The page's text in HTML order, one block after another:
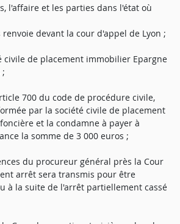
l'affaire et les parties dans l'état où
devant la cour d'appel de Lyon ;
civile de placement immobilier Epargne
700 du code de procédure civile,
par la société civile de placement
et la condamne à payer à
la somme de 3 000 euros ;
du procureur général près la Cour
arrêt sera transmis pour être
à la suite de l'arrêt partiellement cassé